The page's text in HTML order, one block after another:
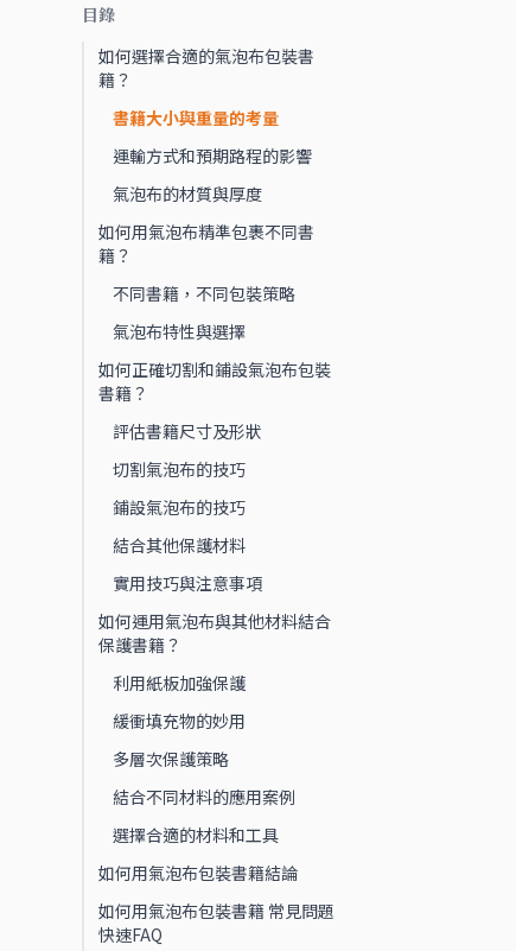
目錄
如何選擇合適的氣泡布包裝書
籍？
書籍大小與重量的考量
運輸方式和預期路程的影響
氣泡布的材質與厚度
如何用氣泡布精準包裹不同書
籍？
不同書籍，不同包裝策略
氣泡布特性與選擇
如何正確切割和鋪設氣泡布包裝
書籍？
評估書籍尺寸及形狀
切割氣泡布的技巧
鋪設氣泡布的技巧
結合其他保護材料
實用技巧與注意事項
如何運用氣泡布與其他材料結合
保護書籍？
利用紙板加強保護
緩衝填充物的妙用
多層次保護策略
結合不同材料的應用案例
選擇合適的材料和工具
如何用氣泡布包裝書籍結論
如何用氣泡布包裝書籍 常見問題
快速FAQ